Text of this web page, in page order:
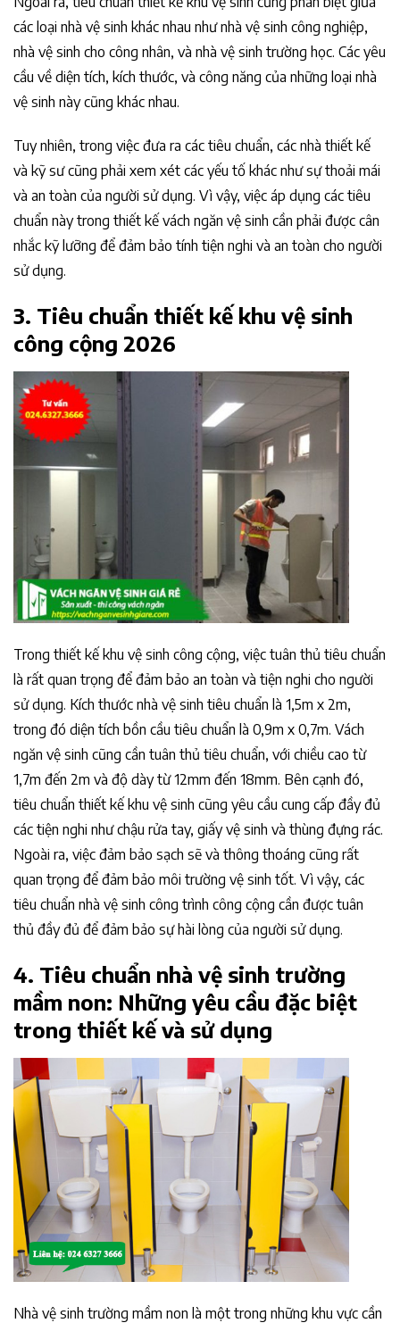
các loại nhà vệ sinh khác nhau như nhà vệ sinh công nghiệp,
nhà vệ sinh cho công nhân, và nhà vệ sinh trường học. Các yêu
cầu về diện tích, kích thước, và công năng của những loại nhà
vệ sinh này cũng khác nhau.
Tuy nhiên, trong việc đưa ra các tiêu chuẩn, các nhà thiết kế
và kỹ sư cũng phải xem xét các yếu tố khác như sự thoải mái
và an toàn của người sử dụng. Vì vậy, việc áp dụng các tiêu
chuẩn này trong thiết kế vách ngăn vệ sinh cần phải được cân
nhắc kỹ lưỡng để đảm bảo tính tiện nghi và an toàn cho người
sử dụng.
3. Tiêu chuẩn thiết kế khu vệ sinh
công cộng 2026
Trong thiết kế khu vệ sinh công cộng, việc tuân thủ tiêu chuẩn
là rất quan trọng để đảm bảo an toàn và tiện nghi cho người
sử dụng. Kích thước nhà vệ sinh tiêu chuẩn là 1,5m x 2m,
trong đó diện tích bồn cầu tiêu chuẩn là 0,9m x 0,7m. Vách
ngăn vệ sinh cũng cần tuân thủ tiêu chuẩn, với chiều cao từ
1,7m đến 2m và độ dày từ 12mm đến 18mm. Bên cạnh đó,
tiêu chuẩn thiết kế khu vệ sinh cũng yêu cầu cung cấp đầy đủ
các tiện nghi như chậu rửa tay, giấy vệ sinh và thùng đựng rác.
Ngoài ra, việc đảm bảo sạch sẽ và thông thoáng cũng rất
quan trọng để đảm bảo môi trường vệ sinh tốt. Vì vậy, các
tiêu chuẩn nhà vệ sinh công trình công cộng cần được tuân
thủ đầy đủ để đảm bảo sự hài lòng của người sử dụng.
4. Tiêu chuẩn nhà vệ sinh trường
mầm non: Những yêu cầu đặc biệt
trong thiết kế và sử dụng
Nhà vệ sinh trường mầm non là một trong những khu vực cần